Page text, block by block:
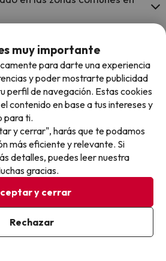
Cristal Park?
restaurante.
similares
muy importante
para darte una experiencia
y poder mostrarte publicidad
perfil de navegación. Estas cookies
contenido en base a tus intereses y
para ti.
y cerrar", harás que te podamos
más eficiente y relevante. Si
detalles, puedes leer nuestra
gracias.
y cerrar
Rechazar